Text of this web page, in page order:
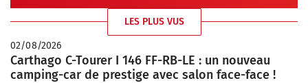
LES PLUS VUS
02/08/2026
Carthago C-Tourer I 146 FF-RB-LE : un nouveau
camping-car de prestige avec salon face-face !